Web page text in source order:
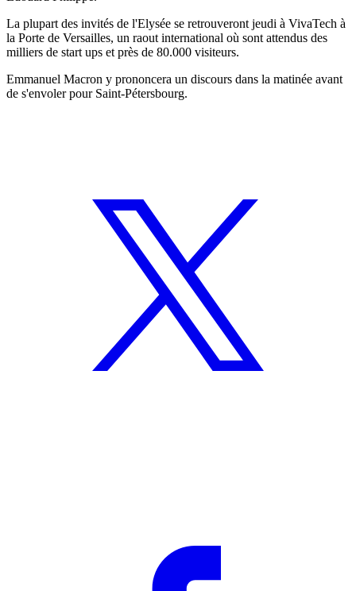
La plupart des invités de l'Elysée se retrouveront jeudi à VivaTech à
la Porte de Versailles, un raout international où sont attendus des
milliers de start ups et près de 80.000 visiteurs.
Emmanuel Macron y prononcera un discours dans la matinée avant
de s'envoler pour Saint-Pétersbourg.